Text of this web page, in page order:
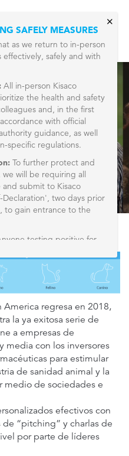
- ESPANOL
2018
Brasil
y Colaboración
asistir
regresa en 2018,
la ya exitosa serie de
a empresas de
media con los inversores
para estimular
de sanidad animal y la
medio de sociedades e
efectivos con
“pitching” y charlas de
por parte de líderes
×
SAFELY MEASURES
as we return to in-person
safely and with
All in-person Kisaco
the health and safety
and, in the first
with official
guidance, as well
specific regulations.
To further protect and
we will be requiring all
submit to Kisaco
Declaration', two days prior
gain entrance to the
testing positive for
to self-isolate during the
credit note. Please
click
policy.